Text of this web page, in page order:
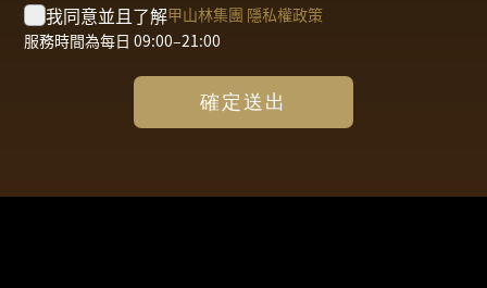
我同意並且了解甲山林集團 隱私權政策
服務時間為每日 09:00–21:00
確定送出